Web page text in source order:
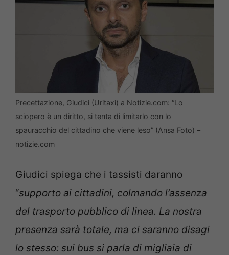
Precettazione, Giudici (Uritaxi) a Notizie.com: “Lo
sciopero è un diritto, si tenta di limitarlo con lo
spauracchio del cittadino che viene leso” (Ansa Foto) –
notizie.com
Giudici spiega che i tassisti daranno
“supporto ai cittadini, colmando l’assenza
del trasporto pubblico di linea. La nostra
presenza sarà totale, ma ci saranno disagi
lo stesso: sui bus si parla di migliaia di